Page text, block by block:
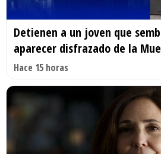
Detienen a un joven que
aparecer disfrazado de la
Hace 15 horas